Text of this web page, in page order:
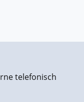
telefonisch